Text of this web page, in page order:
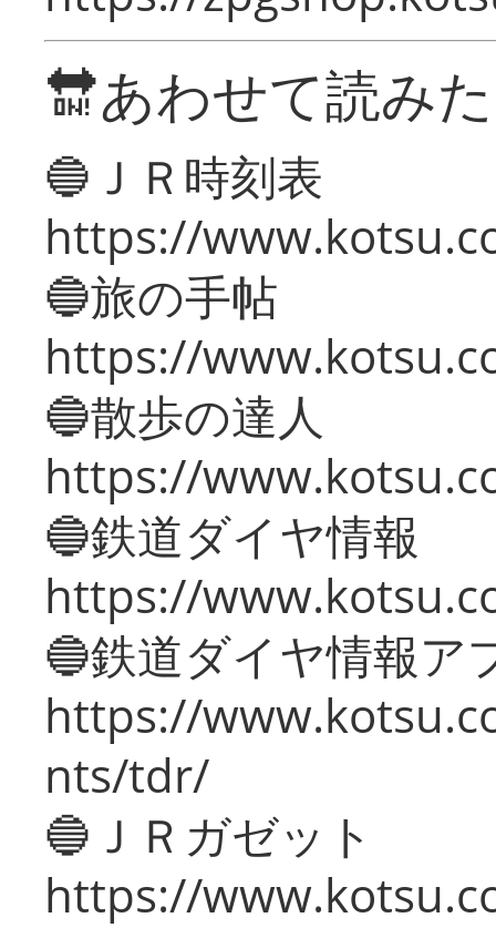
🔛あわせて読み
🔵ＪＲ時刻表
https://
🔵旅の手帖
https://
🔵散歩の達人
https://
🔵鉄道ダイヤ情報
https://
🔵鉄道ダイヤ情報ア
https://
nts/tdr/
🔵ＪＲガゼット
https://